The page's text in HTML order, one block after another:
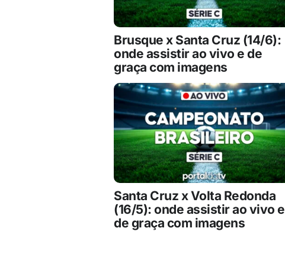
Brusque x Santa Cruz (14/6):
onde assistir ao vivo e de
graça com imagens
Santa Cruz x Volta Redonda
(16/5): onde assistir ao vivo e
de graça com imagens